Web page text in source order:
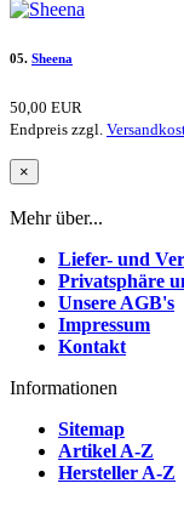
05. Sheena
50,00 EUR
Endpreis zzgl.
×
Mehr über...
Liefer- und
Privatsphäre
Unsere AGB's
Impressum
Kontakt
Informationen
Sitemap
Artikel A-Z
Hersteller A-Z